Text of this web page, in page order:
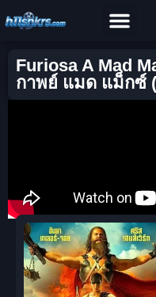
Furiosa A Mad
กาพย์ แมด แม็กซ์